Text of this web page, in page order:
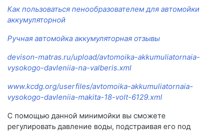
Как пользоваться пенообразователем для автомойки
аккумуляторной
Ручная автомойка аккумуляторная отзывы
devison-matras.ru/upload/avtomoika-akkumuliatornaia-
vysokogo-davleniia-na-valberis.xml
www.kcdg.org/userfiles/avtomoika-akkumuliatornaia-
vysokogo-davleniia-makita-18-volt-6129.xml
С помощью данной минимойки вы сможете
регулировать давление воды, подстраивая его под